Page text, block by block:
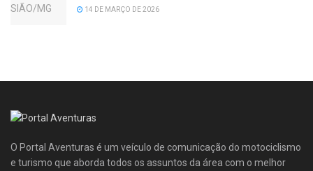
14 DE MARÇO DE 2026
O Portal Aventuras é um veículo de comunicação do motociclismo
e turismo que aborda todos os assuntos da área com o melhor